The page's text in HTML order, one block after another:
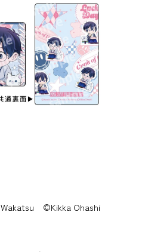
©Kikka Ohashi